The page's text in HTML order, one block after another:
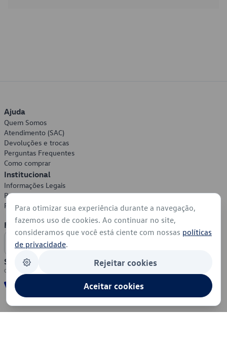
Ajuda
Quem Somos
Atendimento (SAC)
Devoluções e trocas
Perguntas Frequentes
Como comprar
Institucional
Informações Legais
Política de Privacidade
Política de Cookies
Formas de Pagamento
Segurança
Para otimizar sua experiência durante a navegação,
fazemos uso de cookies. Ao continuar no site,
consideramos que você está ciente com nossas políticas
de privacidade.
Rejeitar cookies
Aceitar cookies